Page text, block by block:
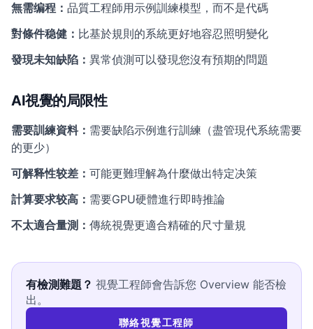
無需编程： 品質工程師用示例訓練模型，而不是代碼
對條件稳健： 比基於規則的系統更好地容忍照明變化
發現未知缺陷： 異常偵測可以發現您沒有預期的問題
AI視覺的局限性
需要訓練資料： 需要缺陷示例進行訓練（盡管現代系統需要
的更少）
可解释性较差： 可能更難理解為什麼做出特定决策
計算要求较高： 需要GPU硬體進行即時推論
不太適合量測： 傳統視覺更適合精確的尺寸量規
有檢測難題？ 視覺工程師會告訴您 Overview 能否檢
出。
聯絡視覺工程師